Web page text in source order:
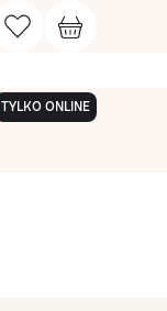
TYLKO ONLINE